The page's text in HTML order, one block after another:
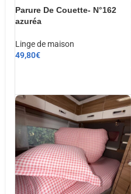
Parure De Couette- N°162
azuréa
Linge de maison
49,80€